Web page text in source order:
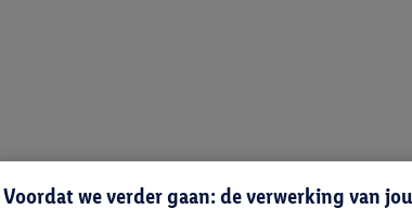
Voordat we verder gaan: de verwerking van